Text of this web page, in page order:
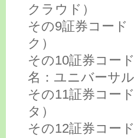
クラウド）
その9証券コード
ク）
その10証券コー
名：ユニバーサル
その11証券コー
タ）
その12証券コー